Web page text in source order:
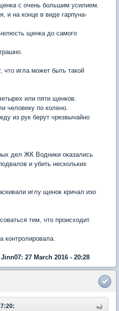
с очень большим усилием.
и на конце в виде гарпуна-
щенка до самого
что игла может быть такой
или пяти щенков.
человеку по колено.
из рук берут чрезвычайно
дел ЖК Водники оказались
и убить нескольких
иглу щенок кричал изо
тем, что происходит.
контролировала.
27 March 2016 - 20:28